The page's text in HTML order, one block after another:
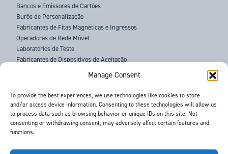
Manage Consent
To provide the best experiences, we use technologies like cookies to store
and/or access device information. Consenting to these technologies will allow us
to process data such as browsing behavior or unique IDs on this site. Not
consenting or withdrawing consent, may adversely affect certain features and
functions.
Bancos e Emissores de Cartões
Burôs de Personalização
Fabricantes de Fitas Magnéticas e Ingressos
Operadoras de Rede Móvel
Laboratórios de Teste
Fabricantes de Dispositivos de Aceitação
SOBRE NÓS
ASSISTÊNCIA
NOTÍCIAS
EVENTOS
TERMOS E CONDIÇÕES